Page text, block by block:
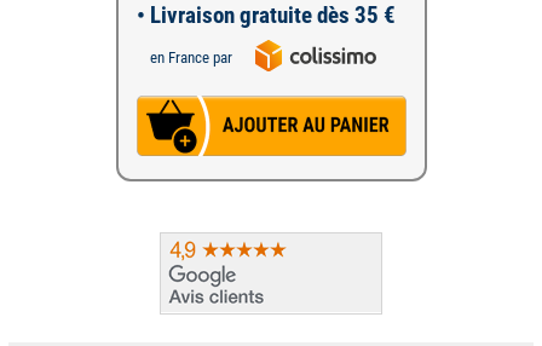
• Livraison gratuite dès 35 €
en France par